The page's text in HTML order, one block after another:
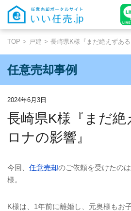
TOP 戸建 長崎県K様『まだ絶えずある
任意売却事例
2024年6月3日
長崎県K様『まだ絶
ロナの影響』
今回、 任意売却のご依頼を受けたの
様。
K様は、 1年前に離婚し、元奥様もお